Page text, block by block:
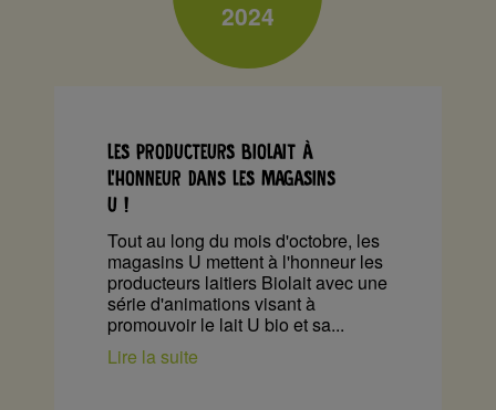
2024
LES PRODUCTEURS BIOLAIT À
L’HONNEUR DANS LES MAGASINS
U !
Tout au long du mois d'octobre, les
magasins U mettent à l'honneur les
producteurs laitiers Biolait avec une
série d'animations visant à
promouvoir le lait U bio et sa...
Lire la suite